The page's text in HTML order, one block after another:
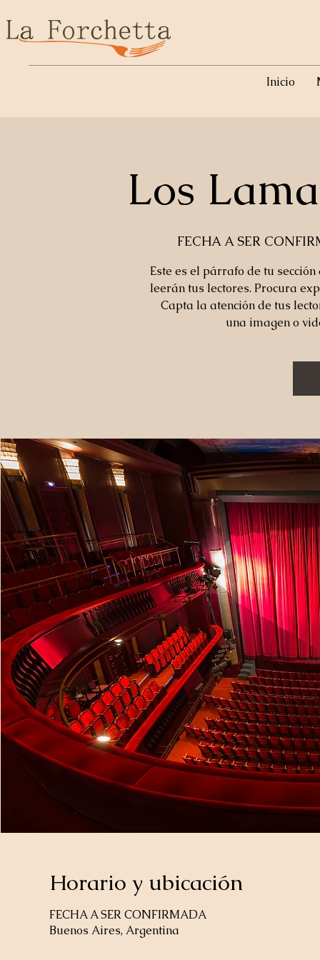
Inicio
Los
FECHA A SER
Este es el párrafo de tu
leerán tus lectores. Procura
Capta la atención de tus
una imagen o
Horario y ubicación
FECHA A SER CONFIRMADA
Buenos Aires, Argentina